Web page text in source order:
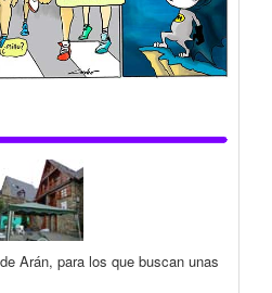
Arán, para los que buscan unas